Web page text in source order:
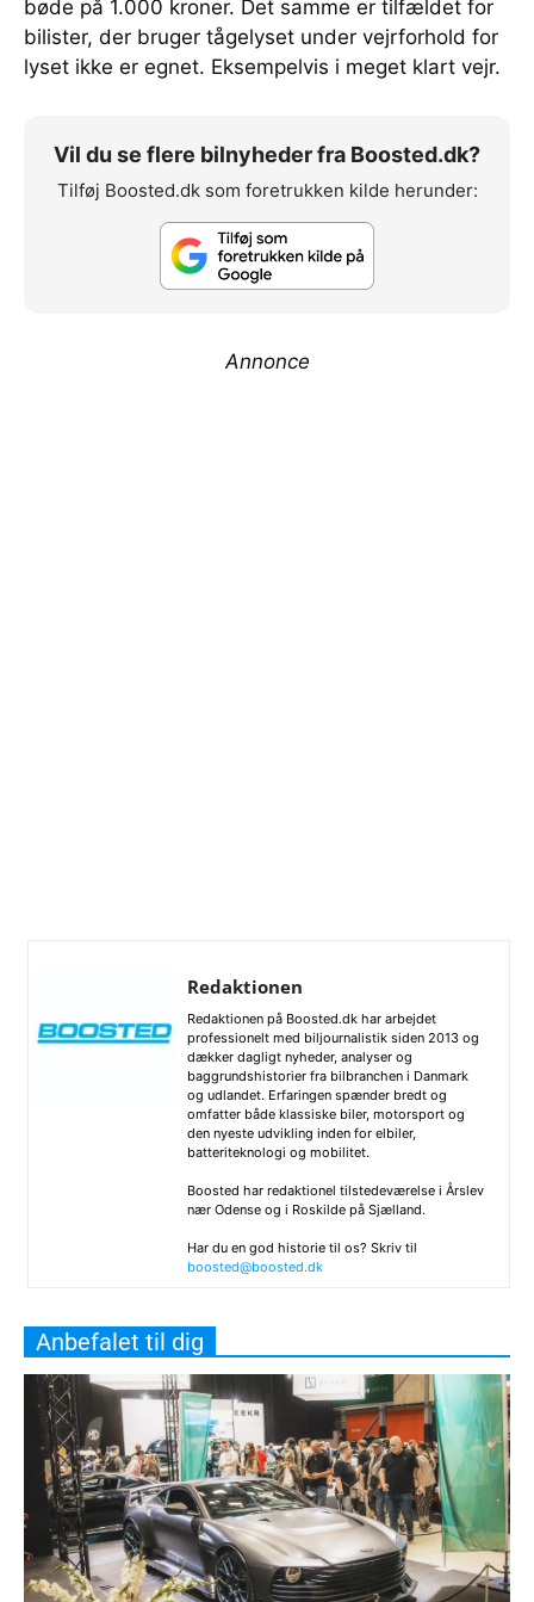
bøde på 1.000 kroner. Det samme er tilfældet for
bilister, der bruger tågelyset under vejrforhold for
lyset ikke er egnet. Eksempelvis i meget klart vejr.
Vil du se flere bilnyheder fra Boosted.dk?
Tilføj Boosted.dk som foretrukken kilde herunder:
Annonce
Redaktionen
Redaktionen på Boosted.dk har arbejdet
professionelt med biljournalistik siden 2013 og
dækker dagligt nyheder, analyser og
baggrundshistorier fra bilbranchen i Danmark
og udlandet. Erfaringen spænder bredt og
omfatter både klassiske biler, motorsport og
den nyeste udvikling inden for elbiler,
batteriteknologi og mobilitet.
Boosted har redaktionel tilstedeværelse i Årslev
nær Odense og i Roskilde på Sjælland.
Har du en god historie til os? Skriv til
boosted@boosted.dk